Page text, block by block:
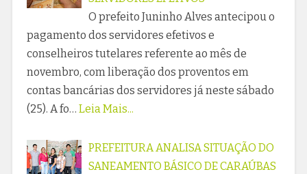
O prefeito Juninho Alves antecipou o
pagamento dos servidores efetivos e
conselheiros tutelares referente ao mês de
novembro, com liberação dos proventos em
contas bancárias dos servidores já neste sábado
(25). A fo… Leia Mais...
PREFEITURA ANALISA SITUAÇÃO DO
SANEAMENTO BÁSICO DE CARAÚBAS